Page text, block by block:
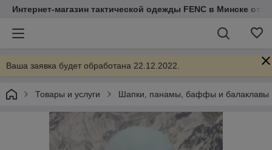
Интернет-магазин тактической одежды FENC в Минске от
Ваша заявка будет обработана 22.12.2022.
Товары и услуги Шапки, панамы, баффы и балаклавы